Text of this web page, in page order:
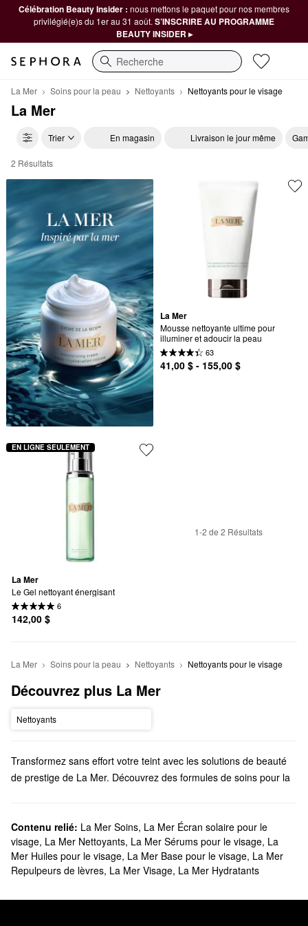
Célébration Beauty Insider : nous mettons le paquet pour nos membres
privilégié(e)s du 1er au 31 août. S’INSCRIRE AU PROGRAMME
BEAUTY INSIDER ▸
Recherche
La Mer Soins pour la peau Nettoyants Nettoyants pour le visage
La Mer
Trier En magasin Livraison le jour même
La Mer Nettoyants pour le visage
2 Résultats
La Mer
Mousse nettoyante ultime pour
illuminer et adoucir la peau
63
41,00 $ - 155,00 $
La Mer
Le Gel nettoyant énergisant
6
142,00 $
EN LIGNE SEULEMENT
1-2 de 2 Résultats
La Mer Soins pour la peau Nettoyants Nettoyants pour le visage
Découvrez plus La Mer
Nettoyants
Transformez sans effort votre teint avec les solutions de beauté
de prestige de La Mer. Découvrez des formules de soins pour la
Sephora offre-t-elle La Mer?
Nous proposons de nombreux produits desoins de la peauLa
Mer chez Sephora. Trouvez les formules idéales pour lutter
contre la sécheresse, l’aspect terne, les ridules, les pores
Contenu relié: La Mer Soins, La Mer Écran solaire pour le
visage, La Mer Nettoyants, La Mer Sérums pour le visage, La
Mer Huiles pour le visage, La Mer Base pour le visage, La Mer
Repulpeurs de lèvres, La Mer Visage, La Mer Hydratants